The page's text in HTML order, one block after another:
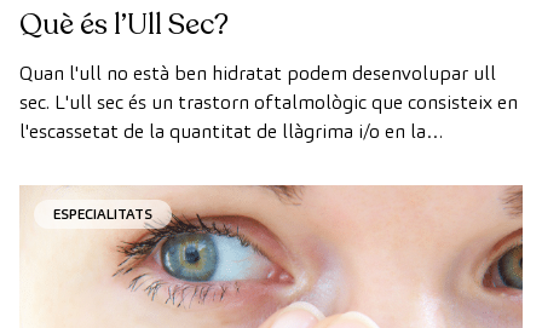
Què és l’Ull Sec?
Quan l'ull no està ben hidratat podem desenvolupar ull
sec. L'ull sec és un trastorn oftalmològic que consisteix en
l'escassetat de la quantitat de llàgrima i/o en la
ESPECIALITATS